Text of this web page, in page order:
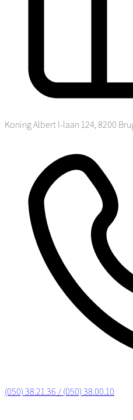
Koning Albert I-laan 124, 8200
(050) 38.21.36 / (050) 38.00.10